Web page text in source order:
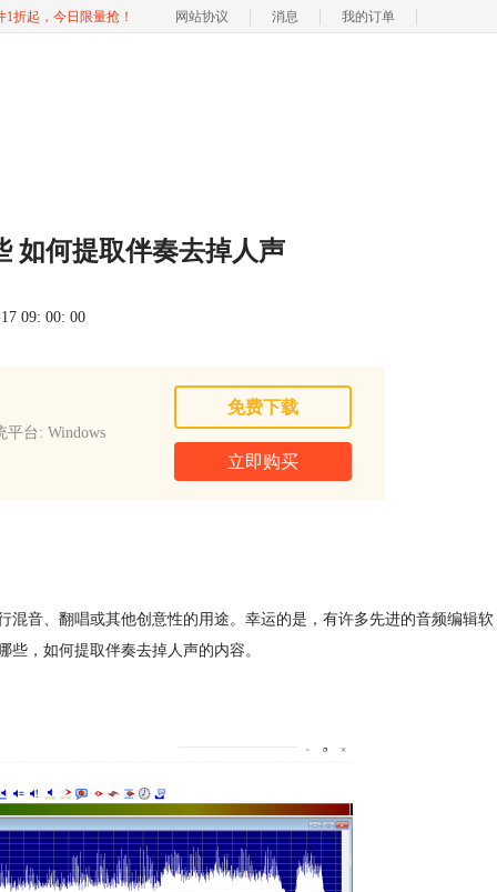
折起，今日限量抢！ 网站协议 消息 我的订单
如何提取伴奏去掉人声
09: 00: 00
平台: Windows
免费下载
立即购买
音、翻唱或其他创意性的用途。幸运的是，有许多先进的音频编辑软
，如何提取伴奏去掉人声的内容。